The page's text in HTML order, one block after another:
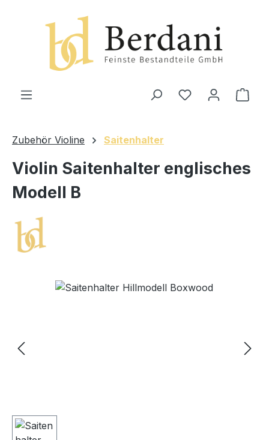
Zubehör Violine Saitenhalter
Violin Saitenhalter englisches
Modell B
Bildergalerie überspringen